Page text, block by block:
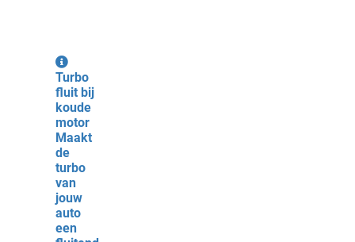
Turbo
fluit bij
koude
motor
Maakt
de
turbo
van
jouw
auto
een